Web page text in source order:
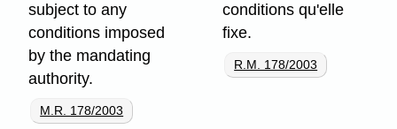
subject to any
conditions imposed
by the mandating
authority.
M.R. 178/2003
conditions qu'elle
fixe.
R.M. 178/2003